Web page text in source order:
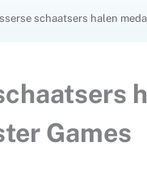
schaatsers halen
Games